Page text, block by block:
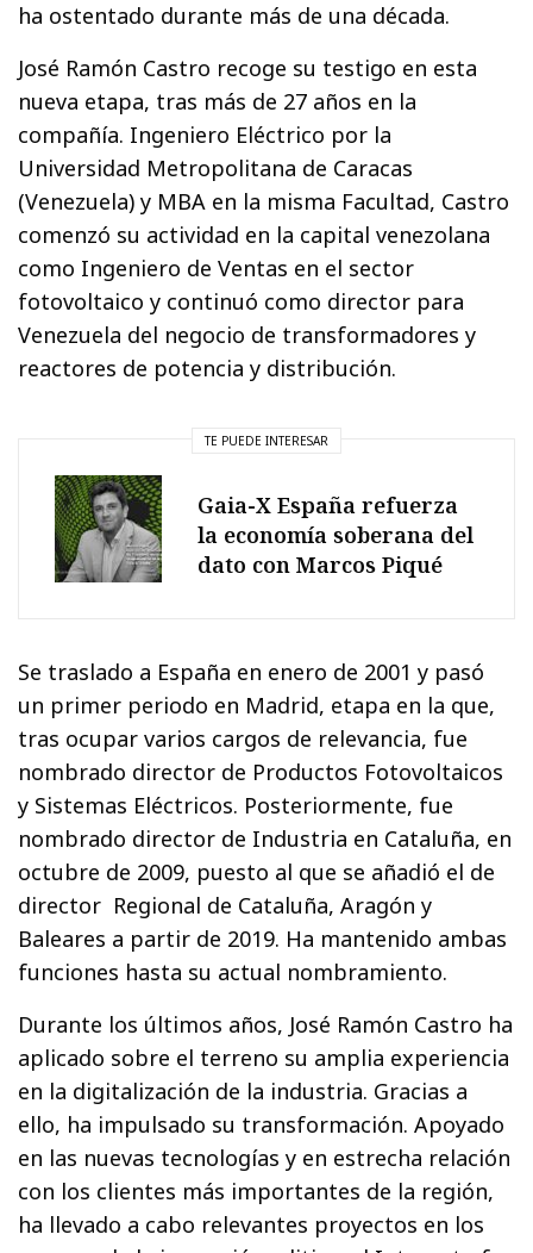
ha ostentado durante más de una década.
José Ramón Castro recoge su testigo en esta
nueva etapa, tras más de 27 años en la
compañía. Ingeniero Eléctrico por la
Universidad Metropolitana de Caracas
(Venezuela) y MBA en la misma Facultad, Castro
comenzó su actividad en la capital venezolana
como Ingeniero de Ventas en el sector
fotovoltaico y continuó como director para
Venezuela del negocio de transformadores y
reactores de potencia y distribución.
TE PUEDE INTERESAR
Gaia-X España refuerza
la economía soberana del
dato con Marcos Piqué
Se traslado a España en enero de 2001 y pasó
un primer periodo en Madrid, etapa en la que,
tras ocupar varios cargos de relevancia, fue
nombrado director de Productos Fotovoltaicos
y Sistemas Eléctricos. Posteriormente, fue
nombrado director de Industria en Cataluña, en
octubre de 2009, puesto al que se añadió el de
director Regional de Cataluña, Aragón y
Baleares a partir de 2019. Ha mantenido ambas
funciones hasta su actual nombramiento.
Durante los últimos años, José Ramón Castro ha
aplicado sobre el terreno su amplia experiencia
en la digitalización de la industria. Gracias a
ello, ha impulsado su transformación. Apoyado
en las nuevas tecnologías y en estrecha relación
con los clientes más importantes de la región,
ha llevado a cabo relevantes proyectos en los